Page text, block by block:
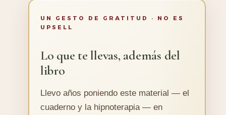
UN GESTO DE GRATITUD · NO ES
UPSELL
Lo que te llevas, además del
libro
Llevo años poniendo este material — el
cuaderno y la hipnoterapia — en